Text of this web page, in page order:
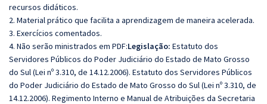
recursos didáticos.
2. Material prático que facilita a aprendizagem de maneira acelerada.
3. Exercícios comentados.
4. Não serão ministrados em PDF:Legislação: Estatuto dos
Servidores Públicos do Poder Judiciário do Estado de Mato Grosso
do Sul (Lei nº 3.310, de 14.12.2006). Estatuto dos Servidores Públicos
do Poder Judiciário do Estado de Mato Grosso do Sul (Lei nº 3.310, de
14.12.2006). Regimento Interno e Manual de Atribuições da Secretaria